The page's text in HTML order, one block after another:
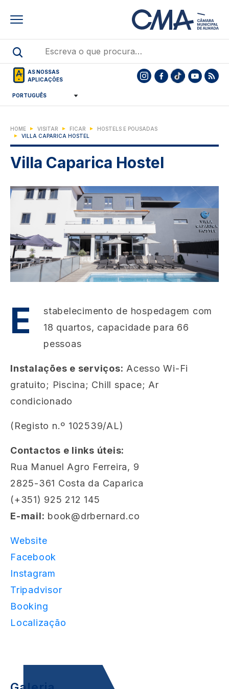
AS NOSSAS
APLICAÇÕES
HOME VISITAR FICAR
HOSTELS E POUSADAS
VILLA CAPARICA HOSTEL
Villa Caparica Hostel
E
stabelecimento de hospedagem com
18 quartos, capacidade para 66
pessoas
Instalações e serviços: Acesso Wi-Fi
gratuito; Piscina; Chill space; Ar
condicionado
(Registo n.º 102539/AL)
Contactos e links úteis:
Rua Manuel Agro Ferreira, 9
2825-361 Costa da Caparica
(+351) 925 212 145
E-mail: book@drbernard.co
Website
Facebook
Instagram
Tripadvisor
Booking
Localização